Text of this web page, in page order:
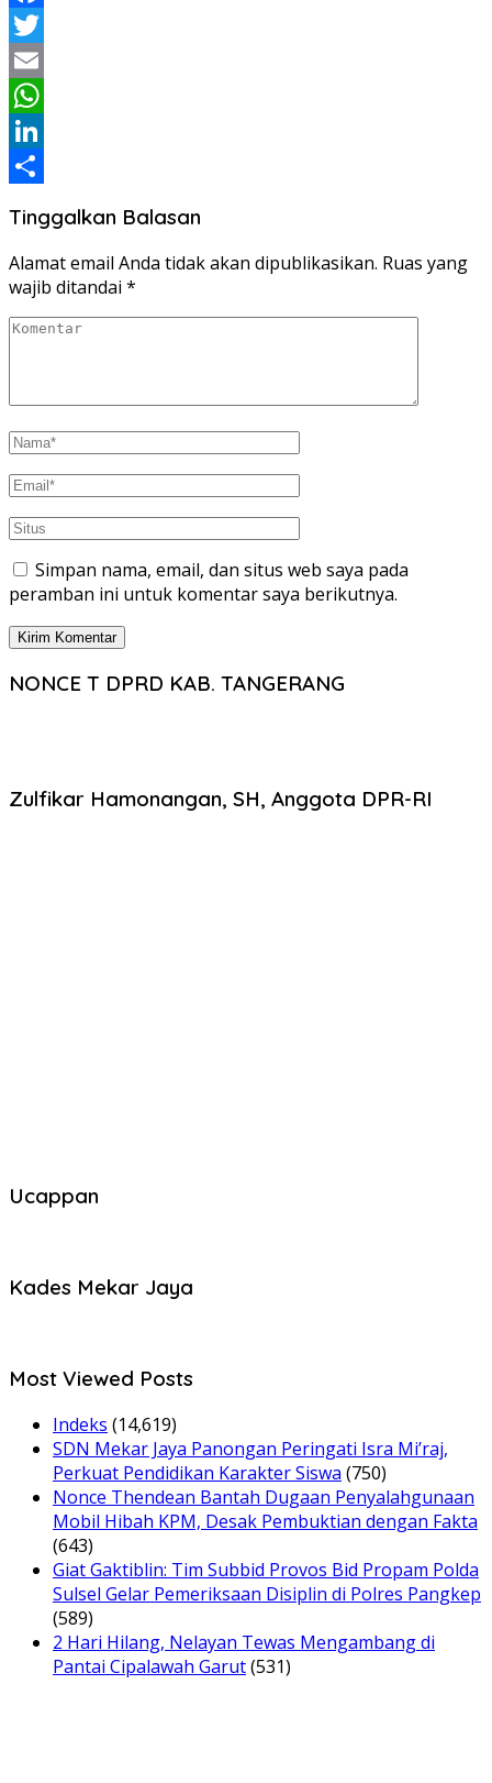
Facebook
Twitter
Email
WhatsApp
LinkedIn
Tinggalkan Balasan
Alamat email Anda tidak akan dipublikasikan. Ruas yang
wajib ditandai *
Simpan nama, email, dan situs web saya pada
peramban ini untuk komentar saya berikutnya.
NONCE T DPRD KAB. TANGERANG
Zulfikar Hamonangan, SH, Anggota DPR-RI
Ucappan
Kades Mekar Jaya
Most Viewed Posts
Indeks (14,619)
SDN Mekar Jaya Panongan Peringati Isra Mi’raj,
Perkuat Pendidikan Karakter Siswa (750)
Nonce Thendean Bantah Dugaan Penyalahgunaan
Mobil Hibah KPM, Desak Pembuktian dengan Fakta
(643)
Giat Gaktiblin: Tim Subbid Provos Bid Propam Polda
Sulsel Gelar Pemeriksaan Disiplin di Polres Pangkep
(589)
2 Hari Hilang, Nelayan Tewas Mengambang di
Pantai Cipalawah Garut(531)